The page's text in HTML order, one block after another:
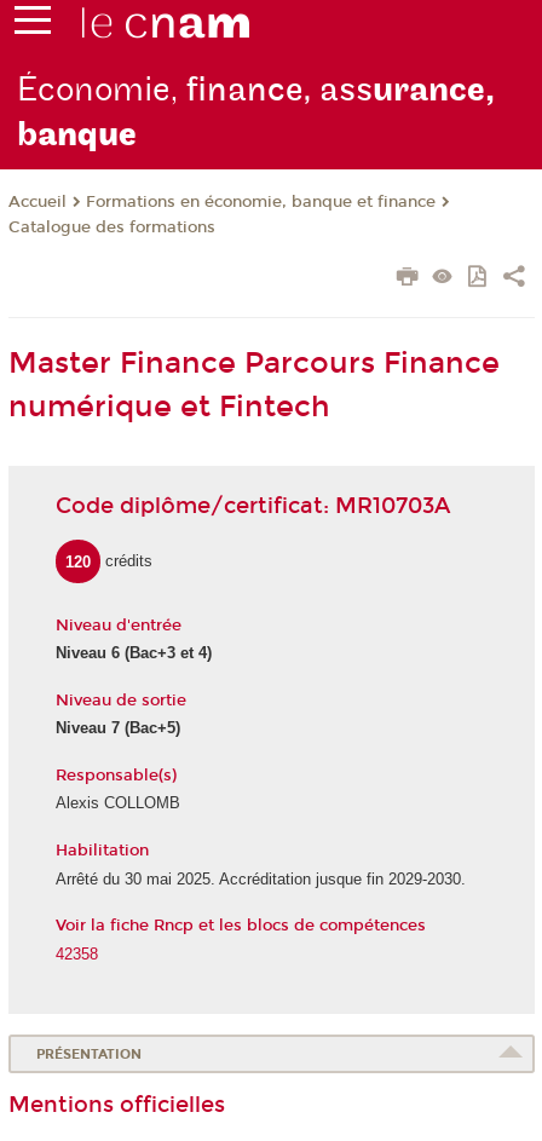
Économie,finance, assurance,
banque
Accueil
Formations en économie, banque et finance
Catalogue des formations
Master Finance Parcours Finance
numérique et Fintech
Code diplôme/certificat: MR10703A
120 crédits
Niveau d'entrée
Niveau 6 (Bac+3 et 4)
Niveau de sortie
Niveau 7 (Bac+5)
Responsable(s)
Alexis COLLOMB
Habilitation
Arrêté du 30 mai 2025. Accréditation jusque fin 2029-2030.
Voir la fiche Rncp et les blocs de compétences
42358
PRÉSENTATION
Mentions officielles